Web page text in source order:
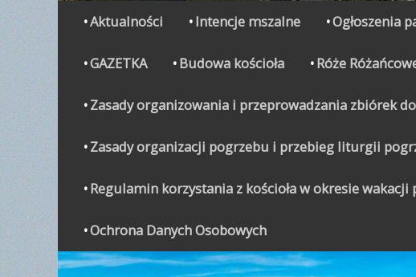
Secondary Menu
Aktualności Intencje mszalne Ogłoszenia
GAZETKA Budowa kościoła Róże
Zasady organizowania i przeprowadzania zbiórek
Zasady organizacji pogrzebu i przebieg liturgii
Regulamin korzystania z kościoła w okresie
Ochrona Danych Osobowych